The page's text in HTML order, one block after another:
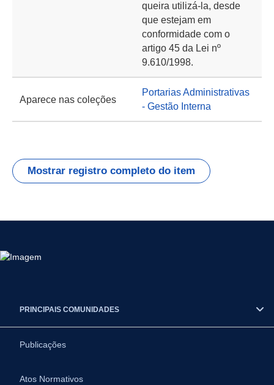
queira utilizá-la, desde
que estejam em
conformidade com o
artigo 45 da Lei nº
9.610/1998.
Aparece nas coleções
Portarias Administrativas
- Gestão Interna
Mostrar registro completo do item
PRINCIPAIS COMUNIDADES
Publicações
Atos Normativos